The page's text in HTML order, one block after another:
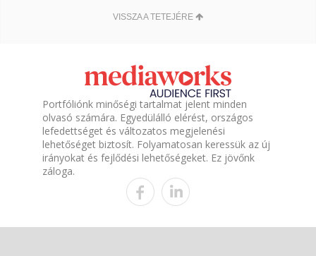
VISSZA A TETEJÉRE
Portfóliónk minőségi tartalmat jelent minden
olvasó számára. Egyedülálló elérést, országos
lefedettséget és változatos megjelenési
lehetőséget biztosít. Folyamatosan keressük az új
irányokat és fejlődési lehetőségeket. Ez jövőnk
záloga.